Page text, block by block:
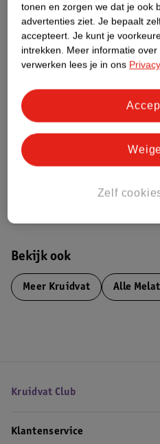
Nature Impact Score
Rood (-)
Groen (+)
Nature Impact Score: 20%
Voedingssupplementen
Hogere score betekent lagere impact
Bekijk ook
Meer Kruidvat Alle
Kruidvat Club
Klantenservice
tonen en zorgen we dat je ook
advertenties ziet. Je bepaalt
accepteert. Je kunt je
intrekken. Meer informatie
verwerken lees je in ons
Zelf